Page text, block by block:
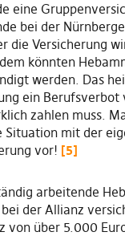
eine
bei der
die Versicherung
könnten
werden. Das
ein Berufsverbot
zahlen muss.
Situation mit der
vor! [5]
arbeitende
der Allianz
von über 5.000